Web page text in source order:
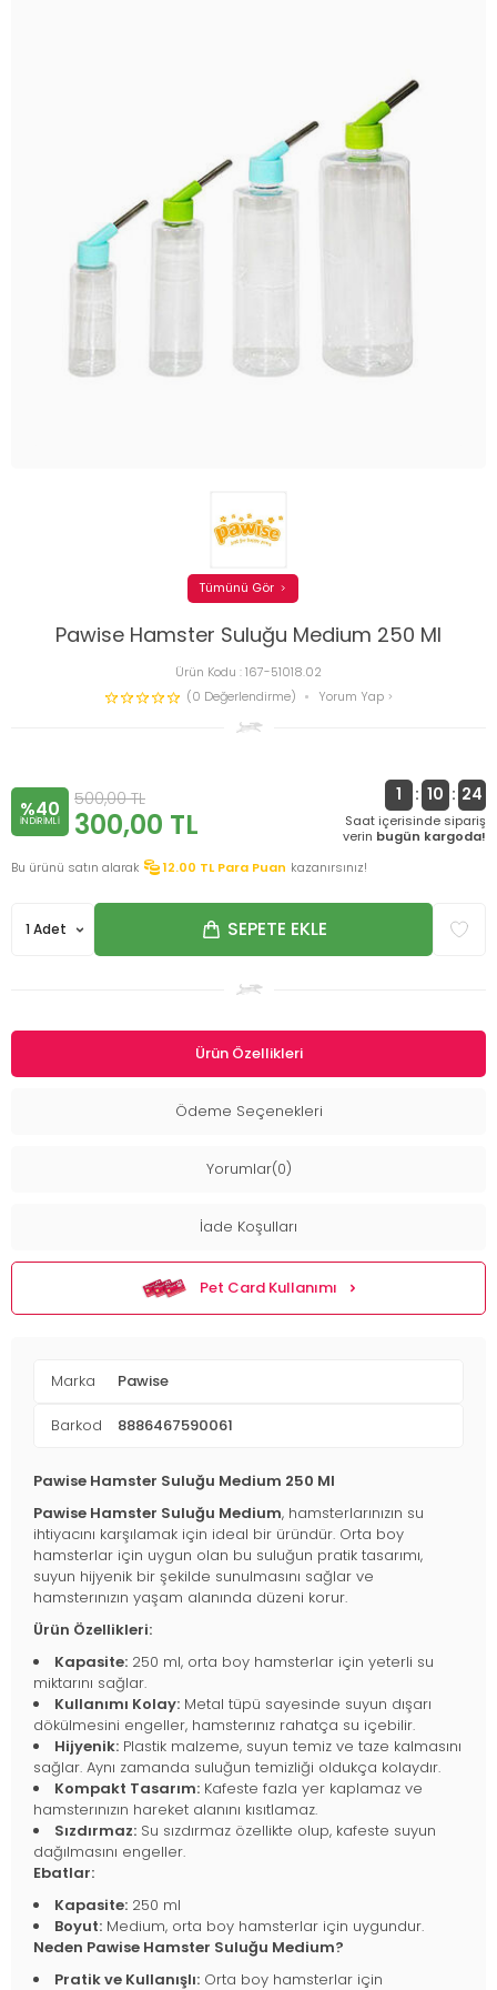
Pawise Hamster Suluğu Medium 250 Ml
Ürün Kodu :167-51018.02
(0 Değerlendirme)
Yorum Yap
Tümünü Gör
%40
INDIRIMLI
500,00TL
300,00 TL
1 : 10 : 24
Saat içerisinde sipariş
verin bugün kargoda!
Bu ürünü satın alarak
12.00 TL Para Puan kazanırsınız!
SEPETE EKLE
Ürün Özellikleri
Ödeme Seçenekleri
Yorumlar(0)
İade Koşulları
Pet Card Kullanımı
Marka Pawise
Barkod 8886467590061
Pawise Hamster Suluğu Medium 250 Ml
Pawise Hamster Suluğu Medium, hamsterlarınızın su
ihtiyacını karşılamak için ideal bir üründür. Orta boy
hamsterlar için uygun olan bu suluğun pratik tasarımı,
suyun hijyenik bir şekilde sunulmasını sağlar ve
hamsterınızın yaşam alanında düzeni korur.
Ürün Özellikleri:
Kapasite: 250 ml, orta boy hamsterlar için yeterli su
miktarını sağlar.
Kullanımı Kolay: Metal tüpü sayesinde suyun dışarı
dökülmesini engeller, hamsterınız rahatça su içebilir.
Hijyenik: Plastik malzeme, suyun temiz ve taze kalmasını
sağlar. Aynı zamanda suluğun temizliği oldukça kolaydır.
Kompakt Tasarım: Kafeste fazla yer kaplamaz ve
hamsterınızın hareket alanını kısıtlamaz.
Sızdırmaz: Su sızdırmaz özellikte olup, kafeste suyun
dağılmasını engeller.
Ebatlar:
Kapasite: 250 ml
Boyut: Medium, orta boy hamsterlar için uygundur.
Neden Pawise Hamster Suluğu Medium?
Pratik ve Kullanışlı: Orta boy hamsterlar için